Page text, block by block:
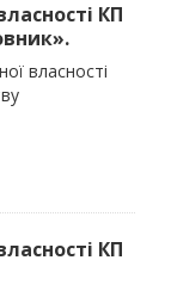
КП
власності
КП